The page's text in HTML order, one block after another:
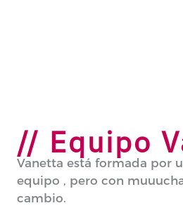
// Equipo
Vanetta está formada por
equipo , pero con
cambio.